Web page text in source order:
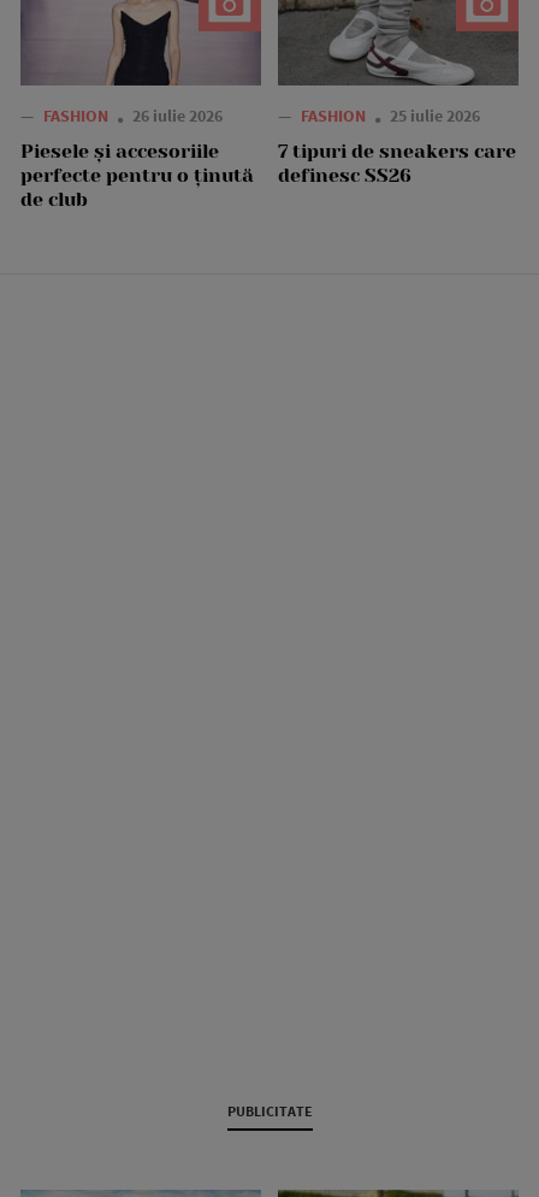
— FASHION 26 iulie 2026
Piesele și accesoriile
perfecte pentru o ținută
de club
— FASHION 25 iulie 2026
7 tipuri de sneakers care
definesc SS26
PUBLICITATE